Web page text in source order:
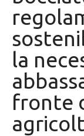
la
fronte